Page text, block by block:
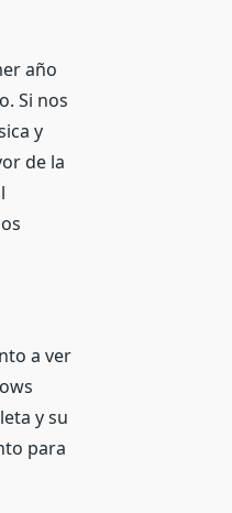
año
Si nos
y
de la
a ver
y su
para